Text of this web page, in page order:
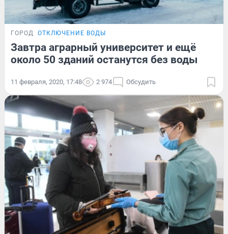
ГОРОД ОТКЛЮЧЕНИЕ ВОДЫ
Завтра аграрный университет и ещё
около 50 зданий останутся без воды
11 февраля, 2020, 17:48 2 974 Обсудить